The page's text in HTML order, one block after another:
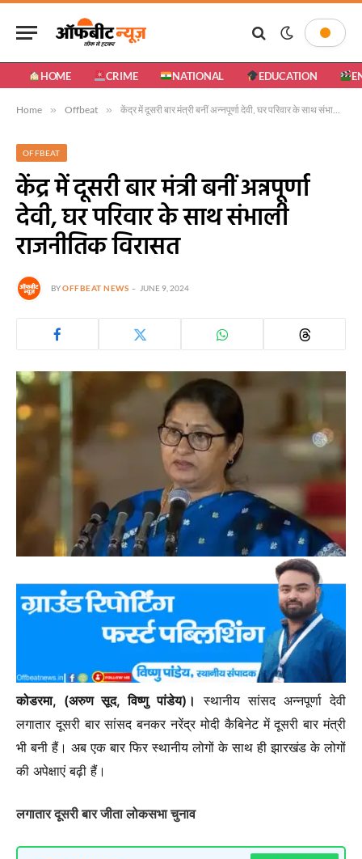
HOME CRIME NATIONAL EDUCATION
Home » Offbeat » केंद्र में दूसरी बार मंत्री बनीं अन्नपूर्णा देवी, घर परिवार के साथ संभाली राजनीतिक विरासत
OFFBEAT
केंद्र में दूसरी बार मंत्री बनीं अन्नपूर्णा
देवी, घर परिवार के साथ संभाली
राजनीतिक विरासत
BYOFFBEAT NEWS JUNE 9, 2024
कोडरमा, (अरुण सूद, विष्णु पांडेय)। स्थानीय सांसद अन्नपूर्णा देवी
लगातार दूसरी बार सांसद बनकर नरेंद्र मोदी कैबिनेट में दूसरी बार मंत्री
भी बनी हैं। अब एक बार फिर स्थानीय लोगों के साथ ही झारखंड के लोगों
की अपेक्षाएं बढ़ी हैं।
लगातार दूसरी बार जीता लोकसभा चुनाव